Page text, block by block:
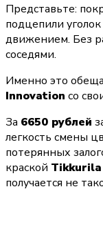
Представьте:
подцепили
движением. Без
соседями.
Именно это
Innovation со
За 6650 рублей
легкость смены
потерянных
краской Tikkurila
получается не